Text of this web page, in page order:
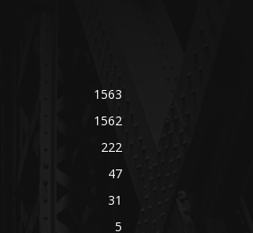
1563
1562
222
47
31
5